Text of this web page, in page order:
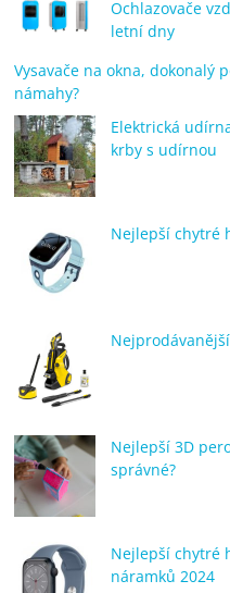
Ochlazovače
letní dny
Vysavače na okna, dokonalý
námahy?
Elektrická
krby s udírnou
Nejlepší chytré
Nejlepší 3D
správné?
Nejlepší chytré
náramků 2024